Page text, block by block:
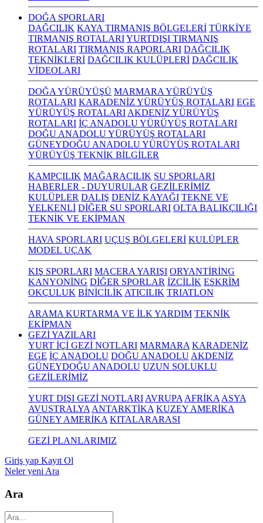
DOĞA SPORLARI
DAĞCILIK KAYA TIRMANIŞ BÖLGELERİ TÜRKİYE
TIRMANIŞ ROTALARIYURTDIŞI TIRMANIŞ
ROTALARI TIRMANIŞ RAPORLARI DAĞCILIK
TEKNİKLERİ DAĞCILIK KULÜPLERİ DAĞCILIK
VİDEOLARI
DOĞA YÜRÜYÜŞÜ MARMARA YÜRÜYÜŞ
ROTALARI KARADENİZ YÜRÜYÜŞ ROTALARI EGE
YÜRÜYÜŞ ROTALARI AKDENİZ YÜRÜYÜŞ
ROTALARI İÇ ANADOLU YÜRÜYÜŞ ROTALARI
DOĞU ANADOLU YÜRÜYÜŞ ROTALARI
GÜNEYDOĞU ANADOLU YÜRÜYÜŞ ROTALARI
YÜRÜYÜŞ TEKNİK BİLGİLER
KAMPÇILIK MAĞARACILIK SU SPORLARI
HABERLER - DUYURULAR GEZİLERİMİZ
KULÜPLER DALIŞ DENİZ KAYAĞI TEKNE VE
YELKENLİ DİĞER SU SPORLARI OLTA BALIKÇILIĞI
TEKNİK VE EKİPMAN
HAVA SPORLARI UÇUŞ BÖLGELERİ KULÜPLER
MODEL UÇAK
KIŞ SPORLARI MACERA YARIŞI ORYANTİRİNG
KANYONİNG DİĞER SPORLAR İZCİLİK ESKRİM
OKÇULUK BİNİCİLİK ATICILIK TRIATLON
ARAMA KURTARMA VE İLK YARDIM TEKNİK
EKİPMAN
GEZİ YAZILARI
YURT İÇİ GEZİ NOTLARI MARMARA KARADENİZ
EGE İÇ ANADOLU DOĞU ANADOLU AKDENİZ
GÜNEYDOĞU ANADOLU UZUN SOLUKLU
GEZİLERİMİZ
YURT DIŞI GEZİ NOTLARI AVRUPA AFRİKA ASYA
AVUSTRALYA ANTARKTİKA KUZEY AMERİKA
GÜNEY AMERİKA KITALARARASI
GEZİ PLANLARIMIZ
Giriş yap Kayıt Ol
Neler yeni Ara
Ara